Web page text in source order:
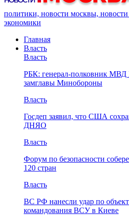
политики, новости москвы,
экономики
Главная
Власть
Власть
РБК: генерал-полковник МВД
замглавы Минобороны
Власть
Госдеп заявил, что США
ДНЯО
Власть
Форум по безопасности
120 стран
Власть
ВС РФ нанесли удар по
командования ВСУ в Киеве